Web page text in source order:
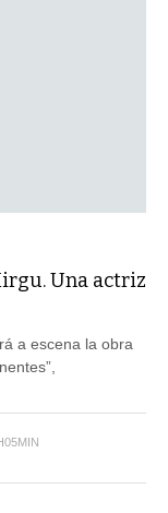
Una actriz
a escena la obra